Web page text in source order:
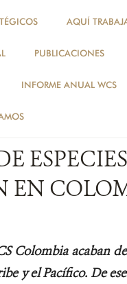
AQUÍ
PUBLICACIONES
INFORME ANUAL WCS
EN
Colombia acaban
y el Pacífico. De